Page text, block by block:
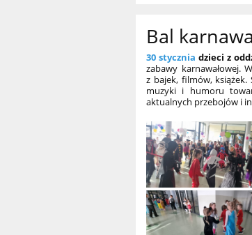
Bal
30 styczniadzieci z
zabawy karnawałowej.
z bajek, filmów, książek.
muzyki i humoru
aktualnych przebojów i